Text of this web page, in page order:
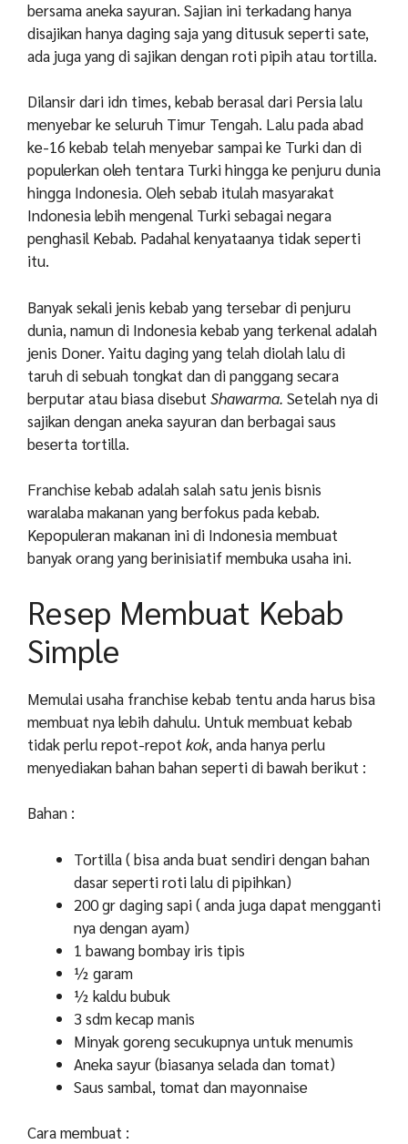
bersama aneka sayuran. Sajian ini terkadang hanya
disajikan hanya daging saja yang ditusuk seperti sate,
ada juga yang di sajikan dengan roti pipih atau tortilla.
Dilansir dari idn times, kebab berasal dari Persia lalu
menyebar ke seluruh Timur Tengah. Lalu pada abad
ke-16 kebab telah menyebar sampai ke Turki dan di
populerkan oleh tentara Turki hingga ke penjuru dunia
hingga Indonesia. Oleh sebab itulah masyarakat
Indonesia lebih mengenal Turki sebagai negara
penghasil Kebab. Padahal kenyataanya tidak seperti
itu.
Banyak sekali jenis kebab yang tersebar di penjuru
dunia, namun di Indonesia kebab yang terkenal adalah
jenis Doner. Yaitu daging yang telah diolah lalu di
taruh di sebuah tongkat dan di panggang secara
berputar atau biasa disebut Shawarma. Setelah nya di
sajikan dengan aneka sayuran dan berbagai saus
beserta tortilla.
Franchise kebab adalah salah satu jenis bisnis
waralaba makanan yang berfokus pada kebab.
Kepopuleran makanan ini di Indonesia membuat
banyak orang yang berinisiatif membuka usaha ini.
Resep Membuat Kebab
Simple
Memulai usaha franchise kebab tentu anda harus bisa
membuat nya lebih dahulu. Untuk membuat kebab
tidak perlu repot-repot kok, anda hanya perlu
menyediakan bahan bahan seperti di bawah berikut :
Bahan :
Tortilla ( bisa anda buat sendiri dengan bahan
dasar seperti roti lalu di pipihkan)
200 gr daging sapi ( anda juga dapat mengganti
nya dengan ayam)
1 bawang bombay iris tipis
½ garam
½ kaldu bubuk
3 sdm kecap manis
Minyak goreng secukupnya untuk menumis
Aneka sayur (biasanya selada dan tomat)
Saus sambal, tomat dan mayonnaise
Cara membuat :